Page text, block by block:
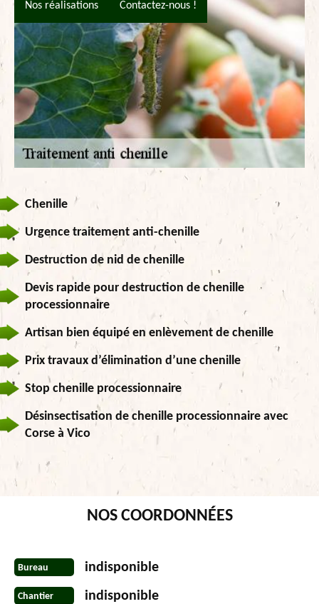
Nos réalisations Contactez-nous !
Chenille
Urgence traitement anti-chenille
Destruction de nid de chenille
Devis rapide pour destruction de chenille
processionnaire
Artisan bien équipé en enlèvement de chenille
Prix travaux d’élimination d’une chenille
Stop chenille processionnaire
Désinsectisation de chenille processionnaire avec
Corse à Vico
NOS COORDONNÉES
Bureau indisponible
Chantier indisponible